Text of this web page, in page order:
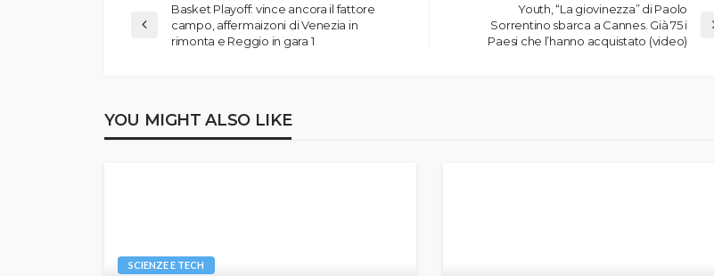
Basket Playoff: vince ancora il fattore
campo, affermaizoni di Venezia in
rimonta e Reggio in gara 1
Youth, “La giovinezza” di Paolo
Sorrentino sbarca a Cannes. Già 75 i
Paesi che l’hanno acquistato (video)
YOU MIGHT ALSO LIKE
SCIENZE E TECH